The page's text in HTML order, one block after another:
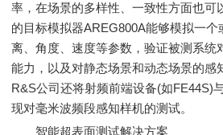
率，在场景的多样性、一致性方面也可
的目标模拟器AREG800A能够模拟一个
离、角度、速度等参数，验证被测系统
能力，以及对静态场景和动态场景的感
R&S公司还将射频前端设备(如FE44S)
现对毫米波频段感知样机的测试。
智能超表面测试解决方案